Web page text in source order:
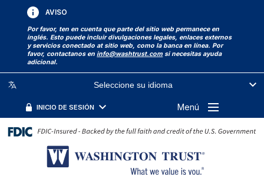
AVISO
Por favor, ten en cuenta que parte del sitio web permanece en
inglés. Esto puede incluir divulgaciones legales, enlaces externos
y servicios conectado at sitio web, como la banca en línea. Por
favor, contactanos eninfo@washtrust.com si necesitas ayuda
adicional.
Seleccione su idioma
INICIO DE SESIÓN Menú